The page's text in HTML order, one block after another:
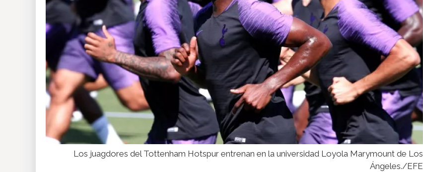
Los juagdores del Tottenham Hotspur entrenan en la universidad Loyola Marymount de Los
Ángeles./EFE